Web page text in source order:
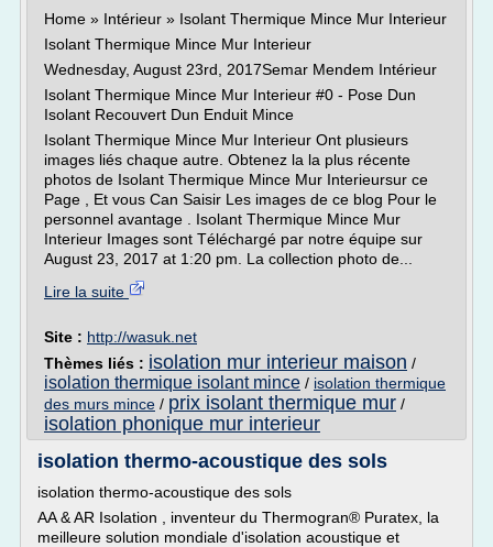
Home » Intérieur » Isolant Thermique Mince Mur Interieur
Isolant Thermique Mince Mur Interieur
Wednesday, August 23rd, 2017Semar Mendem Intérieur
Isolant Thermique Mince Mur Interieur #0 - Pose Dun
Isolant Recouvert Dun Enduit Mince
Isolant Thermique Mince Mur Interieur Ont plusieurs
images liés chaque autre. Obtenez la la plus récente
photos de Isolant Thermique Mince Mur Interieursur ce
Page , Et vous Can Saisir Les images de ce blog Pour le
personnel avantage . Isolant Thermique Mince Mur
Interieur Images sont Téléchargé par notre équipe sur
August 23, 2017 at 1:20 pm. La collection photo de...
Lire la suite
Site : http://wasuk.net
Thèmes liés : isolation mur interieur maison /
isolation thermique isolant mince / isolation thermique
des murs mince / prix isolant thermique mur /
isolation phonique mur interieur
isolation thermo-acoustique des sols
isolation thermo-acoustique des sols
AA & AR Isolation , inventeur du Thermogran® Puratex, la
meilleure solution mondiale d'isolation acoustique et